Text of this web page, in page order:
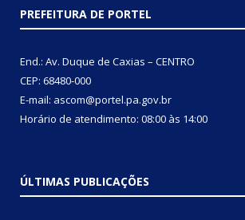
PREFEITURA DE PORTEL
End.: Av. Duque de Caxias – CENTRO
CEP: 68480-000
E-mail: ascom@portel.pa.gov.br
Horário de atendimento: 08:00 às 14:00
ÚLTIMAS PUBLICAÇÕES